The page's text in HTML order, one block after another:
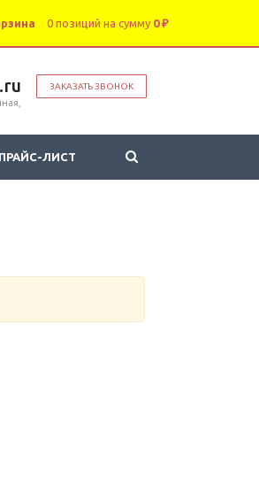
0 позиций на сумму 0 ₽
ЗАКАЗАТЬ ЗВОНОК
ПРАЙС-ЛИСТ